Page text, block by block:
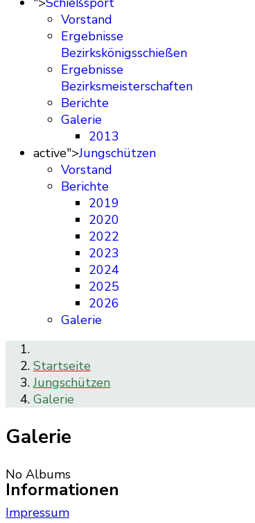
Vorstand
Ergebnisse
Bezirkskönigsschießen
Ergebnisse
Bezirksmeisterschaften
Berichte
Galerie
2013
active">Jungschützen
Vorstand
Berichte
2019
2020
2022
2023
2024
2025
2026
Galerie
Startseite
Jungschützen
Galerie
Galerie
No Albums
Informationen
Impressum